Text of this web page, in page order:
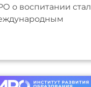
о воспитании стал